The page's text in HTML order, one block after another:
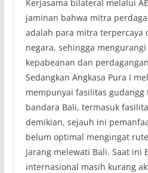
Kerjasama bilateral melalui
jaminan bahwa mitra
adalah para mitra terpercaya
negara, sehingga
kepabeanan dan
Sedangkan Angkasa Pura I
mempunyai fasilitas
bandara Bali, termasuk
demikian, sejauh ini
belum optimal mengingat
jarang melewati Bali. Saat ini
internasional masih kurang